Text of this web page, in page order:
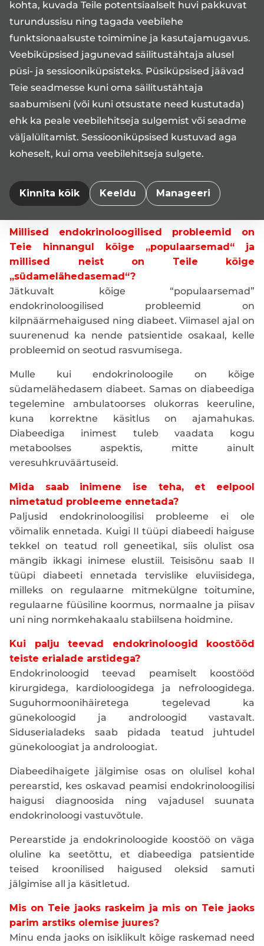
kohta, kuvada Teile potentsiaalselt huvi pakkuvat
turundussisu ning tagada veebilehe
funktsionaalsuste toimimine ja kasutajamugavus.
Veebiküpsised jagunevad säilitustähtaja alusel
püsi- ja sessiooniküpsisteks. Püsiküpsised jäävad
Teie seadmesse kuni oma säilitustähtaja
saabumiseni (või kuni otsustate need kustutada)
ehk ka peale veebilehitseja sulgemist või seadme
väljalülitamist. Sessiooniküpsised kustuvad aga
koheselt, kui oma veebilehitseja sulgete.
Kinnita kõik Keeldu Manageeri
Millised on hetkel olulisemad arengud ja
suundumused endokrinoloogia valdkonnas?
Endokrinoloogia eriala kõige suuremad arengud
on seotud diabeedi ja eriti II tüüpi diabeediga.
Diabeedi kaasaegse käsitluse järgi ei hõlma see
haigus ainult veresuhkruväärtuseid ja
mikrovaskulaarseid diabeedi kaugtüsistusi.
Nüüdisajal on diabeet väga kompleksne haigus,
mis hõlmab pea kogu organismi. Seetõttu on
diabeediga patsiendi käsitlus väga ajamahukas.
Pidevalt tuleb välja uusi uuringuid ning
arendatakse uusi ravimeid. Eesmärgiks
patsientide parema tervise taastumine ja heaolu.
Millised endokrinoloogilised probleemid on
Teie hinnangul kõige „populaarsemad“ ja
millised neist on Teile kõige
„südamelähedasemad“?
Jätkuvalt kõige “populaarsemad”
endokrinoloogilised probleemid on
kilpnäärmehaigused ning diabeet. Viimasel ajal on
suurenenud ka nende patsientide osakaal, kelle
probleemid on seotud rasvumisega.
Mulle kui endokrinoloogile on kõige
südamelähedasem diabeet. Samas on diabeediga
tegelemine ambulatoorses olukorras keeruline,
kuna korrektne käsitlus on ajamahukas.
Diabeediga inimest tuleb vaadata kogu
metaboolses aspektis, mitte ainult
veresuhkruväärtuseid.
Mida saab inimene ise teha, et eelpool
nimetatud probleeme ennetada?
Paljusid endokrinoloogilisi probleeme ei ole
võimalik ennetada. Kuigi II tüüpi diabeedi haiguse
tekkel on teatud roll geneetikal, siis olulist osa
mängib ikkagi inimese elustiil. Teisisõnu saab II
tüüpi diabeeti ennetada tervislike eluviisidega,
milleks on regulaarne mitmekülgne toitumine,
regulaarne füüsiline koormus, normaalne ja piisav
uni ning normkehakaalu stabiilsena hoidmine.
Kui palju teevad endokrinoloogid koostööd
teiste erialade arstidega?
Endokrinoloogid teevad peamiselt koostööd
kirurgidega, kardioloogidega ja nefroloogidega.
Suguhormoonihäiretega tegelevad ka
günekoloogid ja androloogid vastavalt.
Siduserialadeks saab pidada teatud juhtudel
günekoloogiat ja androloogiat.
Diabeedihaigete jälgimise osas on olulisel kohal
perearstid, kes oskavad peamisi endokrinoloogilisi
haigusi diagnoosida ning vajadusel suunata
endokrinoloogi vastuvõtule.
Perearstide ja endokrinoloogide koostöö on väga
oluline ka seetõttu, et diabeediga patsientide
teised kroonilised haigused oleksid samuti
jälgimise all ja käsitletud.
Mis on Teie jaoks raskeim ja mis on Teie jaoks
parim arstiks olemise juures?
Minu enda jaoks on isiklikult kõige raskemad need